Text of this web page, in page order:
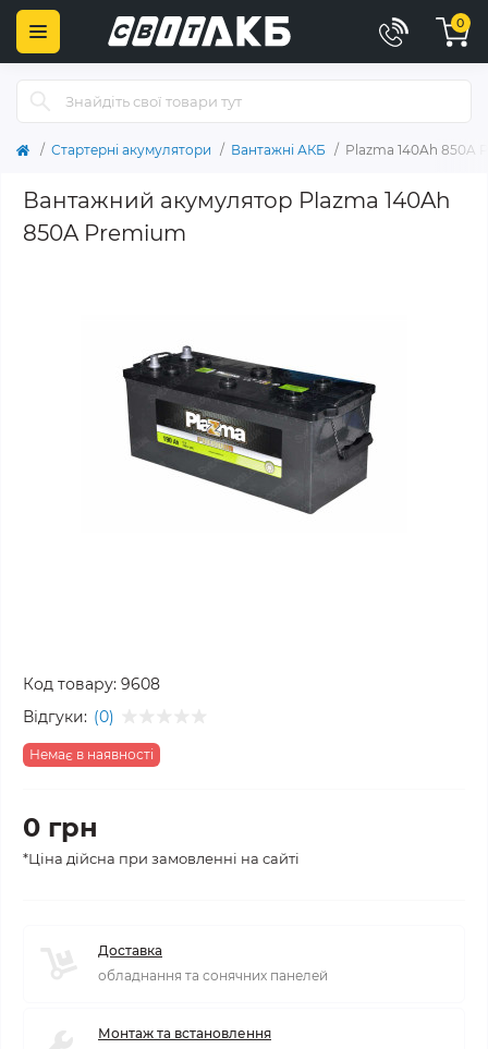
0
Стартерні акумулятори Вантажні АКБ Plazma 140Ah 850A
Вантажний акумулятор Plazma 140Ah
850A Premium
Код товару: 9608
Відгуки: (0)
Немає в наявності
0 грн
*Ціна дійсна при замовленні на сайті
Доставка
обладнання та сонячних панелей
Монтаж та встановлення